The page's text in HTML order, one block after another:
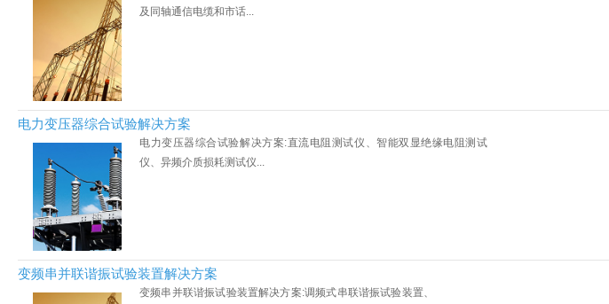
及同轴通信电缆和市话...
电力变压器综合试验解决方案
电力变压器综合试验解决方案:直流电阻测试仪、智能双显绝缘电阻测试
仪、异频介质损耗测试仪...
变频串并联谐振试验装置解决方案
变频串并联谐振试验装置解决方案:调频式串联谐振试验装置、